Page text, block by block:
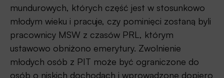
mundurowych, których część jest w stosunkowo
młodym wieku i pracuje, czy pominięci zostaną byli
pracownicy MSW z czasów PRL, którym
ustawowo obniżono emerytury. Zwolnienie
młodych osób z PIT może być ograniczone do
osób o niskich dochodach i wprowadzone dopiero